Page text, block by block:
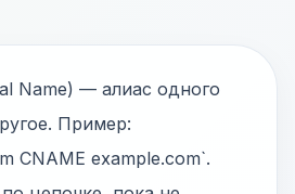
Name) — алиас одного
Пример:
CNAME example.com`.